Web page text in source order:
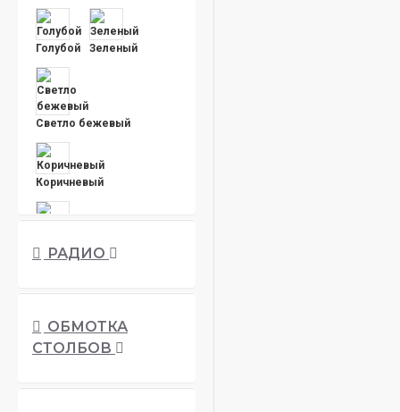
Голубой Зеленый
Светло бежевый
Коричневый
Светло серый
Темно сеый Чёрный
Белый
РАДИО
ОБМОТКА
СТОЛБОВ